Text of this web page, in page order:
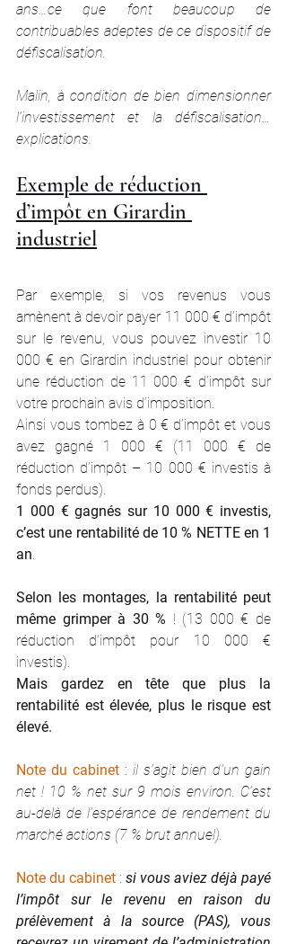
ans…ce que font beaucoup de
contribuables adeptes de ce dispositif de
défiscalisation.
Malin, à condition de bien dimensionner
l’investissement et la défiscalisation…
explications.
Exemple de réduction
d’impôt en Girardin
industriel
Par exemple, si vos revenus vous
amènent à devoir payer 11 000 € d’impôt
sur le revenu, vous pouvez investir 10
000 € en Girardin industriel pour obtenir
une réduction de 11 000 € d’impôt sur
votre prochain avis d’imposition.
Ainsi vous tombez à 0 € d’impôt et vous
avez gagné 1 000 € (11 000 € de
réduction d’impôt – 10 000 € investis à
fonds perdus).
1 000 € gagnés sur 10 000 € investis,
c’est une rentabilité de 10 % NETTE en 1
an.
Selon les montages, la rentabilité peut
même grimper à 30 % ! (13 000 € de
réduction d’impôt pour 10 000 €
investis).
Mais gardez en tête que plus la
rentabilité est élevée, plus le risque est
élevé.
Note du cabinet : il s’agit bien d’un gain
net ! 10 % net sur 9 mois environ. C’est
au-delà de l’espérance de rendement du
marché actions (7 % brut annuel).
Note du cabinet : si vous aviez déjà payé
l’impôt sur le revenu en raison du
prélèvement à la source (PAS), vous